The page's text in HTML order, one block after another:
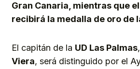
Gran Canaria, mientras que
recibirá la medalla de oro de
El capitán de la UD Las Palmas,
Viera, será distinguido por el